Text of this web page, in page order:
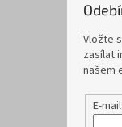
Vložte
zasílat
našem
E-mail